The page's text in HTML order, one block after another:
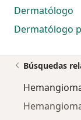
Dermatólogo
Dermatólogo
Búsquedas